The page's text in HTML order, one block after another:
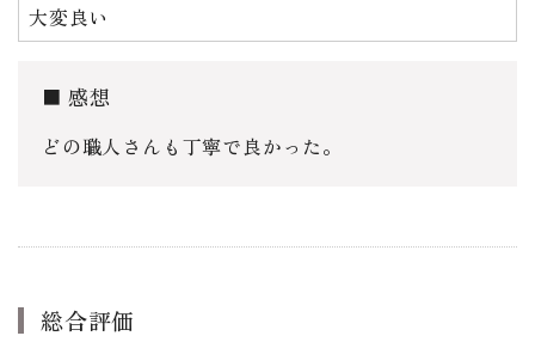
大変良い
感想
どの職人さんも丁寧で良かった。
総合評価